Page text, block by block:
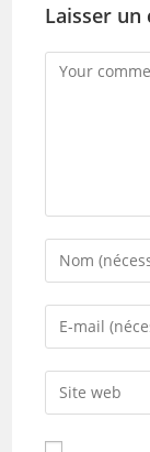
Laisser